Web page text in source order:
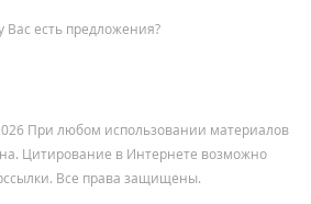
есть предложения?
При любом использовании материалов
Цитирование в Интернете возможно
Все права защищены.